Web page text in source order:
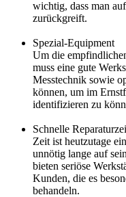
wichtig, dass man
zurückgreift.
Spezial-Equipment
Um die
muss eine gute
Messtechnik sowie
können, um im
identifizieren zu
Schnelle
Zeit ist heutzutage
unnötig lange auf
bieten seriöse
Kunden, die es
behandeln.